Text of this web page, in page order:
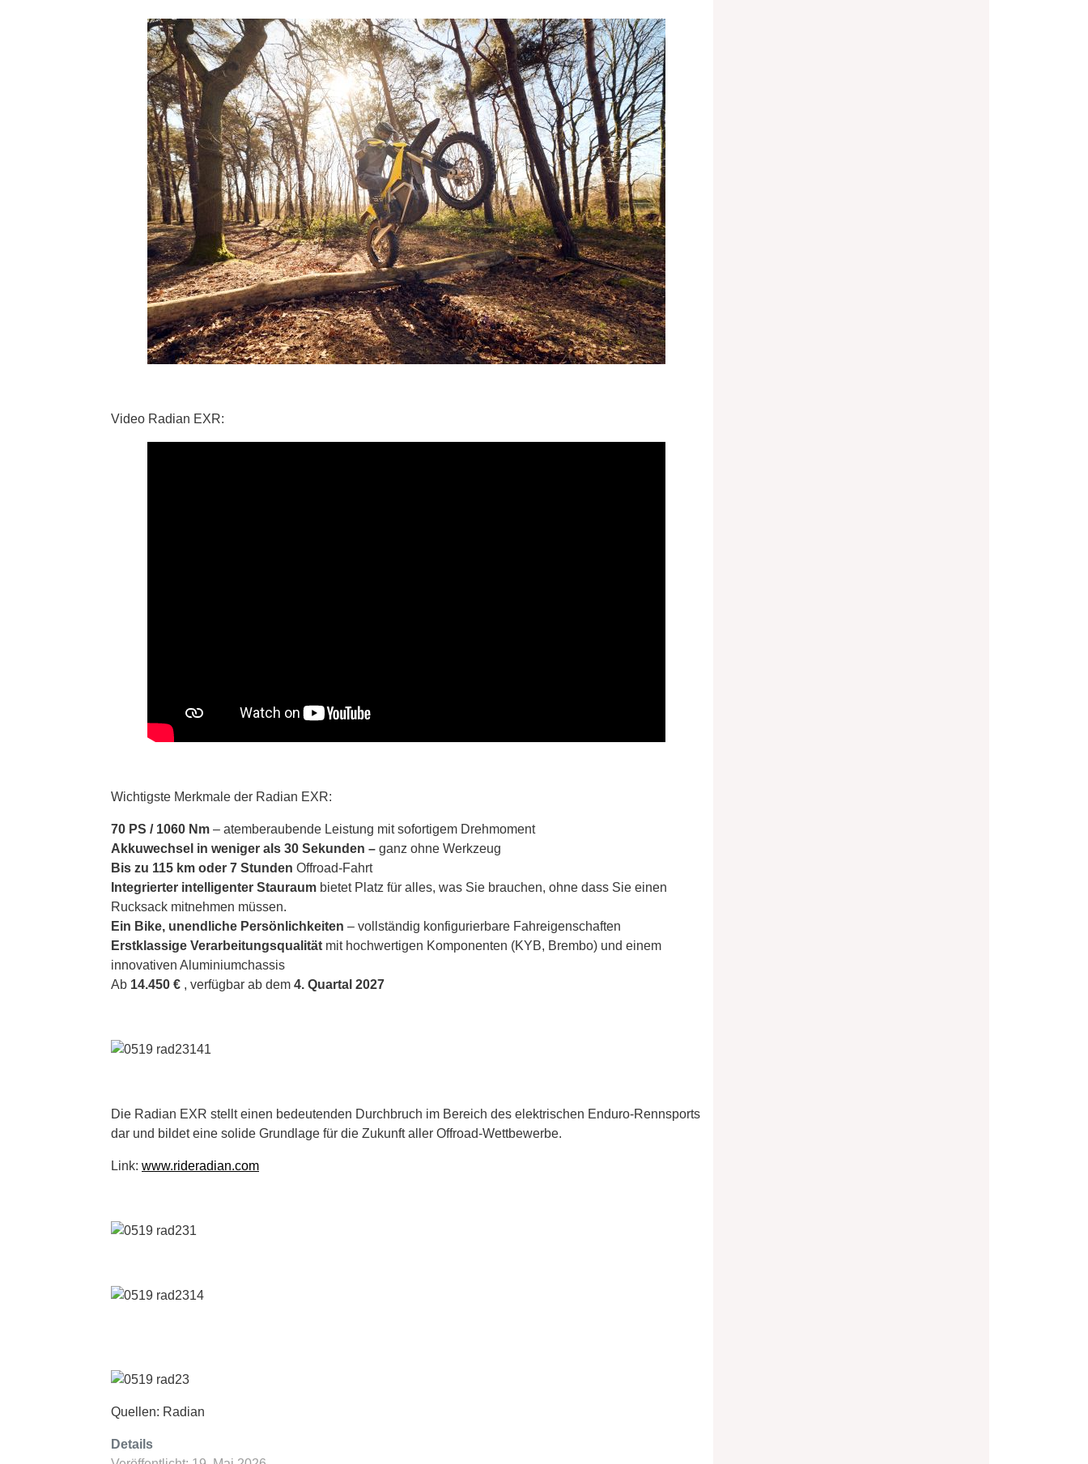
Video Radian EXR:
Wichtigste Merkmale der Radian EXR:
70 PS / 1060 Nm – atemberaubende Leistung mit sofortigem Drehmoment
Akkuwechsel in weniger als 30 Sekunden – ganz ohne Werkzeug
Bis zu 115 km oder 7 Stunden Offroad-Fahrt
Integrierter intelligenter Stauraum bietet Platz für alles, was Sie brauchen, ohne dass Sie einen
Rucksack mitnehmen müssen.
Ein Bike, unendliche Persönlichkeiten – vollständig konfigurierbare Fahreigenschaften
Erstklassige Verarbeitungsqualität mit hochwertigen Komponenten (KYB, Brembo) und einem
innovativen Aluminiumchassis
Ab 14.450 € , verfügbar ab dem 4. Quartal 2027
Die Radian EXR stellt einen bedeutenden Durchbruch im Bereich des elektrischen Enduro-Rennsports
dar und bildet eine solide Grundlage für die Zukunft aller Offroad-Wettbewerbe.
Link: www.rideradian.com
Quellen: Radian
Details